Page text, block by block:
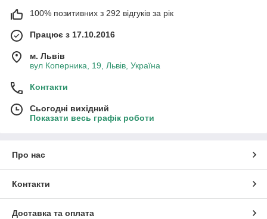
100% позитивних з 292 відгуків за рік
Працює з 17.10.2016
м. Львів
вул Коперника, 19, Львів, Україна
Контакти
Сьогодні вихідний
Показати весь графік роботи
Про нас
Контакти
Доставка та оплата